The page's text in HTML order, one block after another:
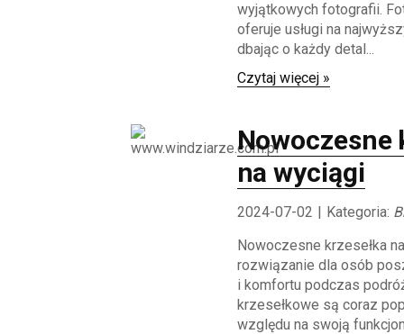
wyjątkowych fotografii.
oferuje usługi na
dbając o każdy detal...
Czytaj więcej »
Nowoczesne
na wyciągi
2024-07-02 | Kategoria:
Nowoczesne krzesełka
rozwiązanie dla osób
i komfortu podczas
krzesełkowe są coraz
względu na swoją